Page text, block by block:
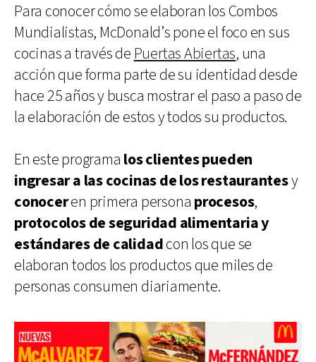
Para conocer cómo se elaboran los Combos
Mundialistas, McDonald’s pone el foco en sus
cocinas a través de Puertas Abiertas, una
acción que forma parte de su identidad desde
hace 25 años y busca mostrar el paso a paso de
la elaboración de estos y todos su productos.
En este programa los clientes pueden
ingresar a las cocinas de los restaurantesy
conoceren primera persona procesos,
protocolos de seguridad alimentaria y
estándares de calidadcon los que se
elaboran todos los productos que miles de
personas consumen diariamente.